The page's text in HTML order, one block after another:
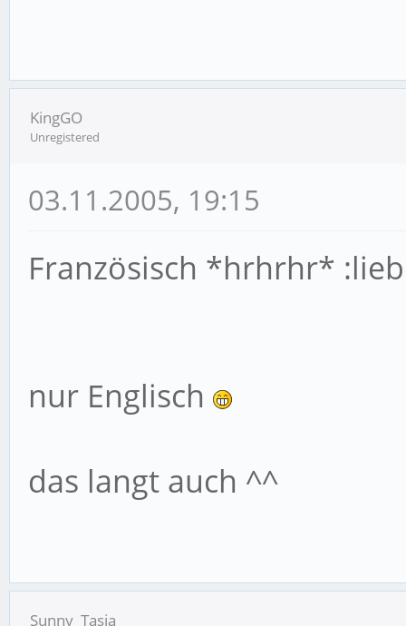
KingGO
Unregistered
03.11.2005, 19:15
Französisch *hrhrhr*
nur Englisch
das langt auch ^^
Sunny_Tasja